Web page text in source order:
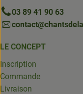
03 89 41 90 63
LE CONCEPT
Inscription
Commande
Livraison